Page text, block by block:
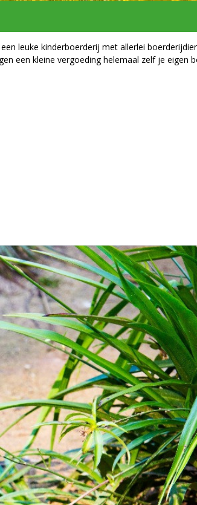
leuke kinderboerderij met allerlei
een kleine vergoeding helemaal zelf je eigen